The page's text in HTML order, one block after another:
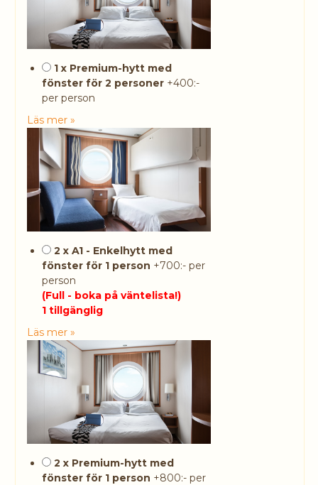
1 x Premium-hytt med
fönster för 2 personer +400:-
per person
Läs mer »
2 x A1 - Enkelhytt med
fönster för 1 person +700:- per
person
(Full - boka på väntelista!)
1 tillgänglig
Läs mer »
2 x Premium-hytt med
fönster för 1 person +800:- per